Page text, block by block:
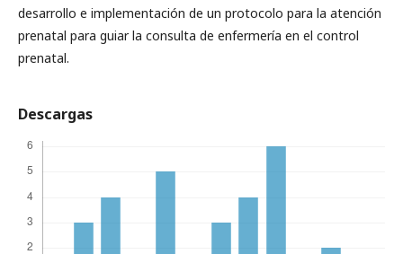
desarrollo e implementación de un protocolo para la atención
prenatal para guiar la consulta de enfermería en el control
prenatal.
Descargas